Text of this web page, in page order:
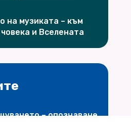
на музиката – към
и Вселената
– опознаване